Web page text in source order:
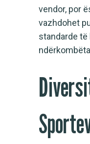
vendor, por
vazhdohet
standarde të